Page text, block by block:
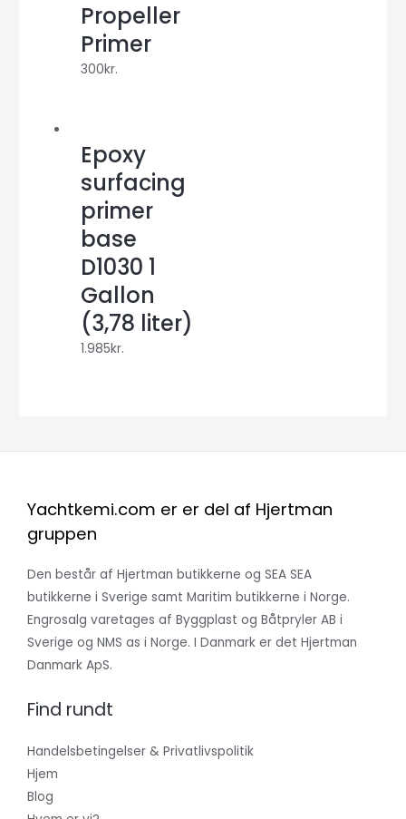
Propeller
Primer
300kr.
Epoxy
surfacing
primer
base
D1030 1
Gallon
(3,78 liter)
1.985kr.
Yachtkemi.com er er del af Hjertman
gruppen
Den består af Hjertman butikkerne og SEA SEA
butikkerne i Sverige samt Maritim butikkerne i Norge.
Engrosalg varetages af Byggplast og Båtpryler AB i
Sverige og NMS as i Norge. I Danmark er det Hjertman
Danmark ApS.
Find rundt
Handelsbetingelser & Privatlivspolitik
Hjem
Blog